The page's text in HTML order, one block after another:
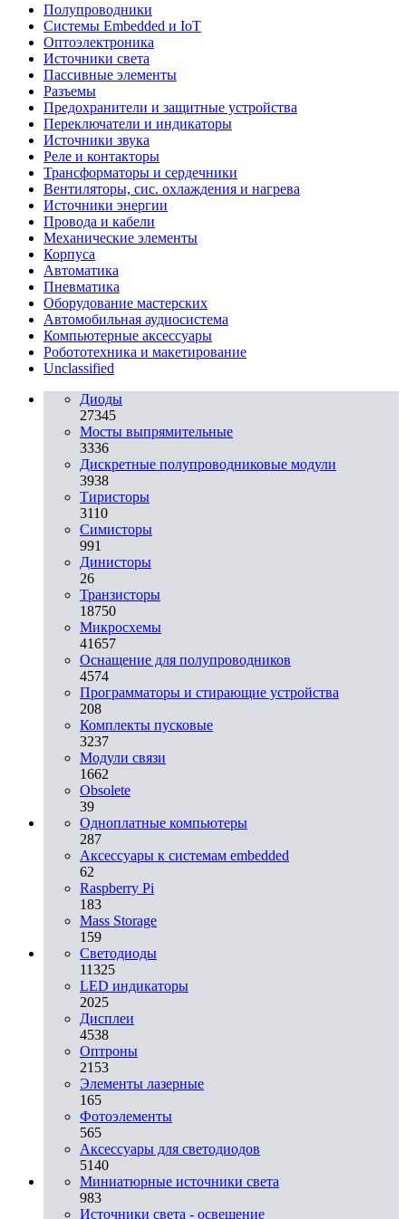
Полупроводники
Системы Embedded и IoT
Oптоэлектроника
Источники света
Пассивные элементы
Разъeмы
Предохранители и защитные устройства
Переключатели и индикаторы
Источники звука
Реле и контакторы
Трансформаторы и сердечники
Вентиляторы, сис. охлаждения и нагрева
Источники энергии
Провода и кабели
Механические элементы
Корпуса
Автоматика
Пневматика
Оборудование мастерских
Автомобильная аудиосистема
Компьютерные аксессуары
Робототехника и макетирование
Unclassified
Диоды
27345
Мосты выпрямительные
3336
Дискретные полупроводниковые модули
3938
Тиристоры
3110
Симисторы
991
Динисторы
26
Транзисторы
18750
Микросхемы
41657
Оснащение для полупроводников
4574
Программаторы и стирающие устройства
208
Комплекты пусковые
3237
Модули связи
1662
Obsolete
39
Одноплатные компьютеры
287
Аксессуары к системам embedded
62
Raspberry Pi
183
Mass Storage
159
Светодиоды
11325
LED индикаторы
2025
Дисплеи
4538
Оптроны
2153
Элементы лазерные
165
Фотоэлементы
565
Аксессуары для светодиодов
5140
Миниатюрные источники света
983
Источники света - освещение